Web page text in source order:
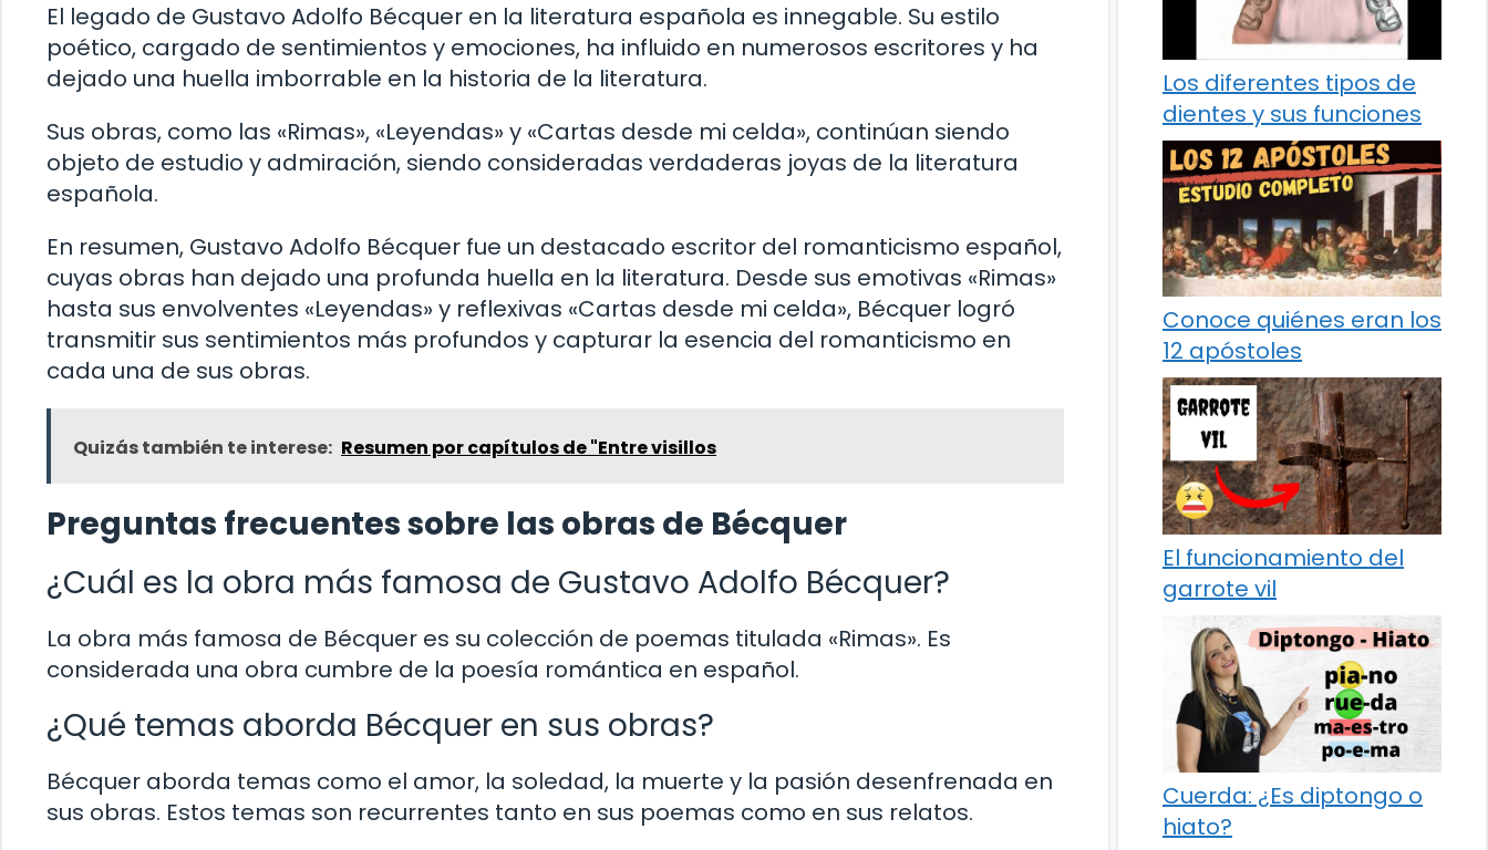
El legado de Gustavo Adolfo Bécquer en la literatura española es innegable. Su estilo
poético, cargado de sentimientos y emociones, ha influido en numerosos escritores y ha
dejado una huella imborrable en la historia de la literatura.
Sus obras, como las «Rimas», «Leyendas» y «Cartas desde mi celda», continúan siendo
objeto de estudio y admiración, siendo consideradas verdaderas joyas de la literatura
española.
En resumen, Gustavo Adolfo Bécquer fue un destacado escritor del romanticismo español,
cuyas obras han dejado una profunda huella en la literatura. Desde sus emotivas «Rimas»
hasta sus envolventes «Leyendas» y reflexivas «Cartas desde mi celda», Bécquer logró
transmitir sus sentimientos más profundos y capturar la esencia del romanticismo en
cada una de sus obras.
Quizás también te interese: Resumen por capítulos de "Entre visillos
Preguntas frecuentes sobre las obras de Bécquer
¿Cuál es la obra más famosa de Gustavo Adolfo Bécquer?
La obra más famosa de Bécquer es su colección de poemas titulada «Rimas». Es
considerada una obra cumbre de la poesía romántica en español.
¿Qué temas aborda Bécquer en sus obras?
Bécquer aborda temas como el amor, la soledad, la muerte y la pasión desenfrenada en
sus obras. Estos temas son recurrentes tanto en sus poemas como en sus relatos.
Los diferentes tipos de
dientes y sus funciones
Conoce quiénes eran los
12 apóstoles
El funcionamiento del
garrote vil
Cuerda: ¿Es diptongo o
hiato?